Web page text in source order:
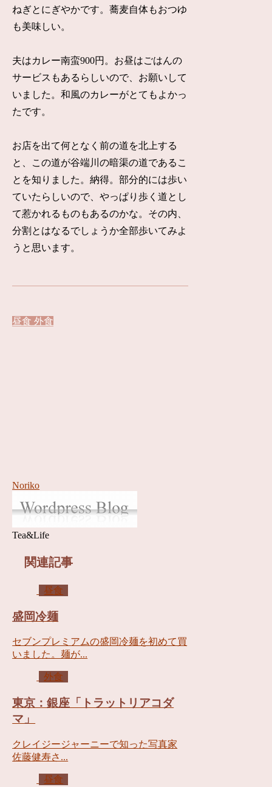
ねぎとにぎやかです。蕎麦自体もおつゆ
も美味しい。
夫はカレー南蛮900円。お昼はごはんの
サービスもあるらしいので、お願いして
いました。和風のカレーがとてもよかっ
たです。
お店を出て何となく前の道を北上する
と、この道が谷端川の暗渠の道であるこ
とを知りました。納得。部分的には歩い
ていたらしいので、やっぱり歩く道とし
て惹かれるものもあるのかな。その内、
分割とはなるでしょうか全部歩いてみよ
うと思います。
昼食 外食
Noriko
Tea&Life
関連記事
昼食
盛岡冷麺
セブンプレミアムの盛岡冷麺を初めて買
いました。麺が...
外食
東京：銀座「トラットリアコダ
マ」
クレイジージャーニーで知った写真家
佐藤健寿さ...
昼食